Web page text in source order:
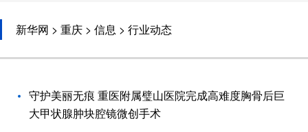
新华网 > 重庆 > 信息 > 行业动态
守护美丽无痕 重医附属璧山医院完成高难度胸骨后巨
大甲状腺肿块腔镜微创手术